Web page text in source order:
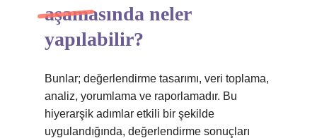
aşamasında neler
yapılabilir?
Bunlar; değerlendirme tasarımı, veri toplama,
analiz, yorumlama ve raporlamadır. Bu
hiyerarşik adımlar etkili bir şekilde
uygulandığında, değerlendirme sonuçları